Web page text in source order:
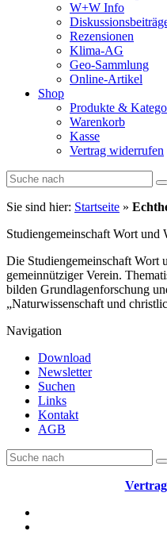
W+W Info
Rezensionen
Klima-AG
Geo-Sammlung
Online-Artikel
Shop
Produkte &
Warenkorb
Kasse
Vertrag widerrufen
Sie sind hier: Startseite »
Studiengemeinschaft Wort und
Die Studiengemeinschaft Wort
gemeinnütziger Verein.
bilden Grundlagenforschung
„Naturwissenschaft und
Navigation
Download
Newsletter
Suchen
Links
Kontakt
AGB